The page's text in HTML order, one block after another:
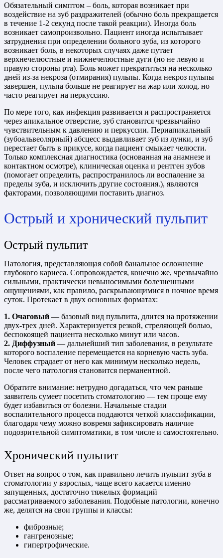
Обязательный симптом – боль, которая возникает при
воздействие на зуб раздражителей (обычно боль прекращается
в течение 1-2 секунд после такой реакции). Иногда боль
возникает самопроизвольно. Пациент иногда испытывает
затруднения при определении больного зуба, из которого
возникает боль, в некоторых случаях даже путает
верхнечелюстные и нижнечелюстные дуги (но не левую и
правую стороны рта). Боль может прекратиться на несколько
дней из-за некроза (отмирания) пульпы. Когда некроз пульпы
завершен, пульпа больше не реагирует на жар или холод, но
часто реагирует на перкуссию.
По мере того, как инфекция развивается и распространяется
через апикальное отверстие, зуб становится чрезвычайно
чувствительным к давлению и перкуссии. Периапикальный
(зубоальвеолярный) абсцесс выдавливает зуб из лунки, и зуб
перестает быть в прикусе, когда пациент смыкает челюсти.
Только комплексная диагностика (основанная на анамнезе и
контактном осмотре), клиническая оценка и рентген зубов
(помогает определить, распространилось ли воспаление за
пределы зуба, и исключить другие состояния.), являются
факторами, позволяющими поставить диагноз.
Острый и хронический пульпит
Острый пульпит
Патология, представляющая собой банальное осложнение
глубокого кариеса. Сопровождается, конечно же, чрезвычайно
сильными, практически невыносимыми болезненными
ощущениями, как правило, раскрывающимися в ночное время
суток. Протекает в двух основных форматах:
1. Очаговый — базовый вид пульпита, длится на протяжении
двух-трех дней. Характеризуется резкой, стреляющей болью,
беспокоящей пациента несколько минут или часов.
2. Диффузный — дальнейший тип заболевания, в результате
которого воспаление перемещается на корневую часть зуба.
Человек страдает от него как минимум несколько недель,
после чего патология становится перманентной.
Обратите внимание: нетрудно догадаться, что чем раньше
заявитель сумеет посетить стоматологию — тем проще ему
будет избавиться от болезни. Начальные стадии
воспалительного процесса поддаются четкой классификации,
благодаря чему можно вовремя зафиксировать наличие
подозрительной симптоматики, в том числе и самостоятельно.
Хронический пульпит
Ответ на вопрос о том, как правильно лечить пульпит зуба в
стоматологии у взрослых, чаще всего касается именно
запущенных, достаточно тяжелых формаций
рассматриваемого заболевания. Подобные патологии, конечно
же, делятся на свои группы и классы:
фиброзные;
гангренозные;
гипертрофические.